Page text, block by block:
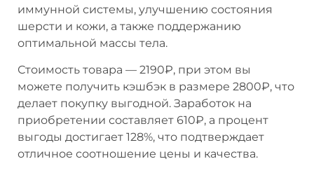
иммунной системы, улучшению состояния
шерсти и кожи, а также поддержанию
оптимальной массы тела.
Стоимость товара — 2190₽, при этом вы
можете получить кэшбэк в размере 2800₽, что
делает покупку выгодной. Заработок на
приобретении составляет 610₽, а процент
выгоды достигает 128%, что подтверждает
отличное соотношение цены и качества.